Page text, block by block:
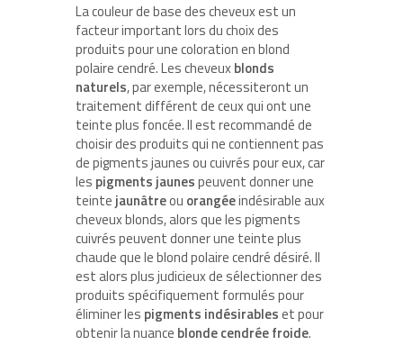
La couleur de base des cheveux est un
facteur important lors du choix des
produits pour une coloration en blond
polaire cendré. Les cheveuxblonds
naturels, par exemple, nécessiteront un
traitement différent de ceux qui ont une
teinte plus foncée. Il est recommandé de
choisir des produits qui ne contiennent pas
de pigments jaunes ou cuivrés pour eux, car
les pigments jaunespeuvent donner une
teinte jaunâtreou orangéeindésirable aux
cheveux blonds, alors que les pigments
cuivrés peuvent donner une teinte plus
chaude que le blond polaire cendré désiré. Il
est alors plus judicieux de sélectionner des
produits spécifiquement formulés pour
éliminer les pigments indésirableset pour
obtenir la nuance blonde cendrée froide.